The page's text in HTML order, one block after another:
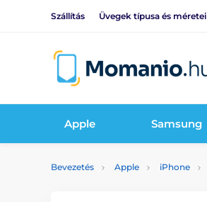
Szállítás Üvegek típusa és méretei
Apple Samsung
Bevezetés Apple iPhone